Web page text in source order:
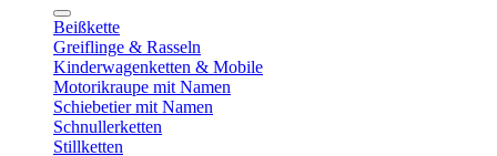
Beißkette
Greiflinge & Rasseln
Kinderwagenketten & Mobile
Motorikraupe mit Namen
Schiebetier mit Namen
Schnullerketten
Stillketten